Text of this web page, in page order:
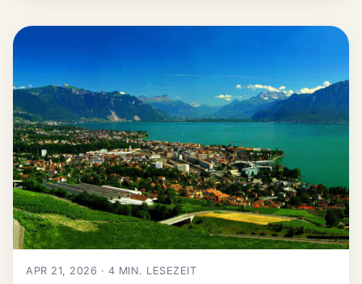
APR 21, 2026 · 4 MIN. LESEZEIT